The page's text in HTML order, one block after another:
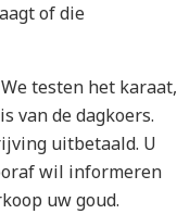
of die
testen het karaat,
van de dagkoers.
uitbetaald. U
wil informeren
uw goud.